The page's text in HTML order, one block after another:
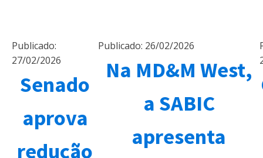
Publicado:
27/02/2026
Senado
aprova
redução
Publicado: 26/02/2026
Na MD&M West,
a SABIC
apresenta